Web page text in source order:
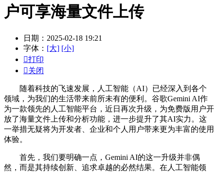
户可享海量文件上传
日期：2025-02-18 19:21
字体： [大] [小]
打印
关闭
随着科技的飞速发展，人工智能（AI）已经深入到各个
领域，为我们的生活带来前所未有的便利。谷歌Gemini AI作
为一款领先的人工智能平台，近日再次升级，为免费版用户开
放了海量文件上传和分析功能，进一步提升了其AI实力。这
一举措无疑将为开发者、企业和个人用户带来更为丰富的使用
体验。
首先，我们要明确一点，Gemini AI的这一升级并非偶
然，而是其持续创新、追求卓越的必然结果。在人工智能领